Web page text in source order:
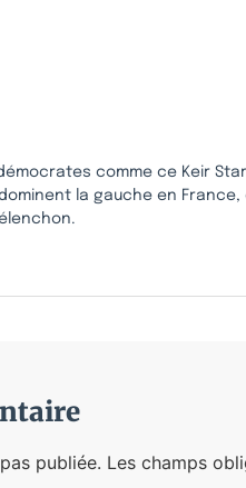
comme ce Keir
la gauche en France,
publiée. Les champs